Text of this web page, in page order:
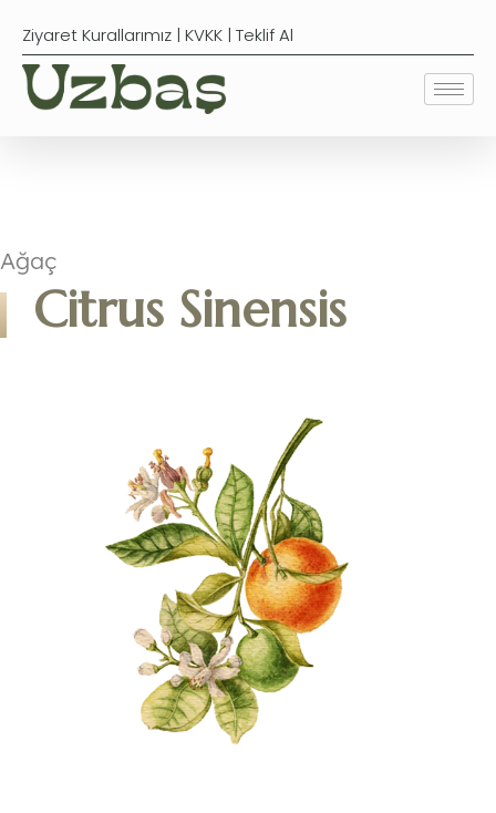
Ziyaret Kurallarımız | KVKK | Teklif Al
Ağaç
Citrus Sinensis